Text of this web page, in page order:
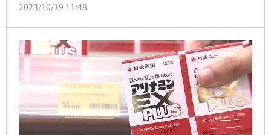
分享貼文，在逛藥妝店時被中國店員認出，而該名中國
對」，並附上一個哭臉圖案，呈現當下複雜的心情。
2023/10/19 11:48